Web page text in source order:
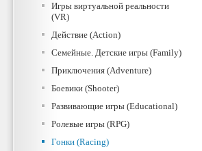
Игры виртуальной реальности
(VR)
Действие (Action)
Семейные. Детские игры (Family)
Приключения (Adventure)
Боевики (Shooter)
Развивающие игры (Educational)
Ролевые игры (RPG)
Гонки (Racing)